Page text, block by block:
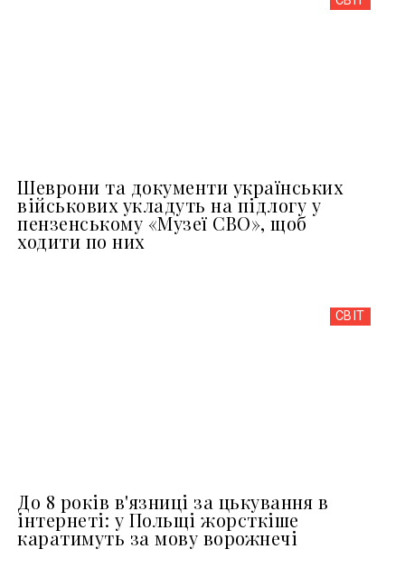
Шеврони та документи українських
військових укладуть на підлогу у
пензенському «Музеї СВО», щоб
ходити по них
СВІТ
До 8 років в'язниці за цькування в
інтернеті: у Польщі жорсткіше
каратимуть за мову ворожнечі